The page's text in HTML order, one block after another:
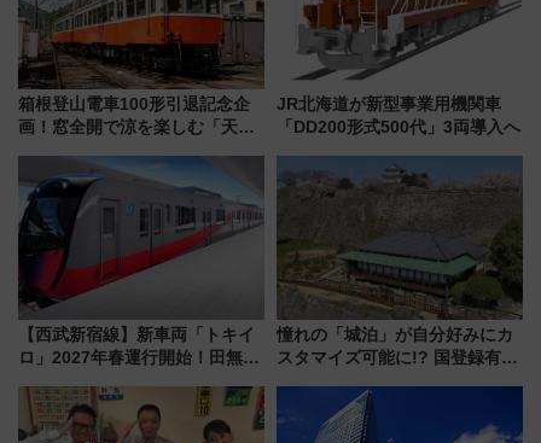
箱根登山電車100形引退記念企
画！窓全開で涼を楽しむ「天然
JR北海道が新型事業用機関車
「DD200形式500代」3両導入へ
【西武新宿線】新車両「トキイ
ロ」2027年春運行開始！田無・
「第2弾」も
憧れの「城泊」が自分好みにカ
スタマイズ可能に!? 国登録有形
にオーダーメイド型の宿泊プラ
ンが誕生！